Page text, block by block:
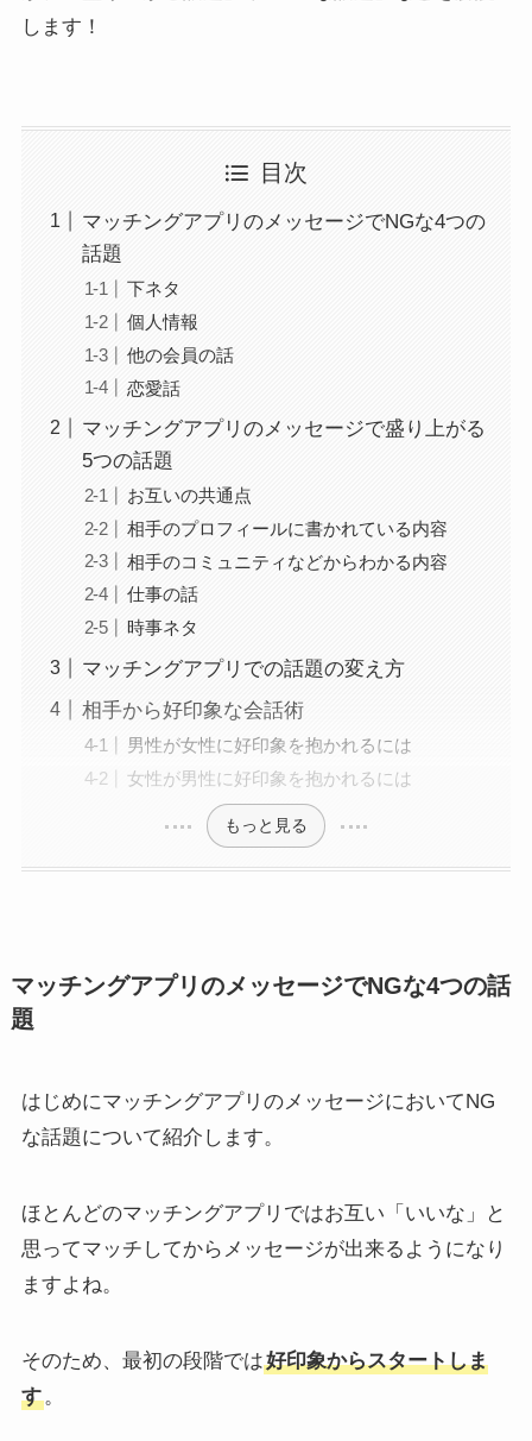
します！
目次
マッチングアプリのメッセージでNGな4つの
話題
下ネタ
個人情報
他の会員の話
恋愛話
マッチングアプリのメッセージで盛り上がる
5つの話題
お互いの共通点
相手のプロフィールに書かれている内容
相手のコミュニティなどからわかる内容
仕事の話
時事ネタ
マッチングアプリでの話題の変え方
相手から好印象な会話術
男性が女性に好印象を抱かれるには
女性が男性に好印象を抱かれるには
もっと見る
マッチングアプリのメッセージでNGな4つの話
題
はじめにマッチングアプリのメッセージにおいてNG
な話題について紹介します。
ほとんどのマッチングアプリではお互い「いいな」と
思ってマッチしてからメッセージが出来るようになり
ますよね。
そのため、最初の段階では好印象からスタートしま
す。